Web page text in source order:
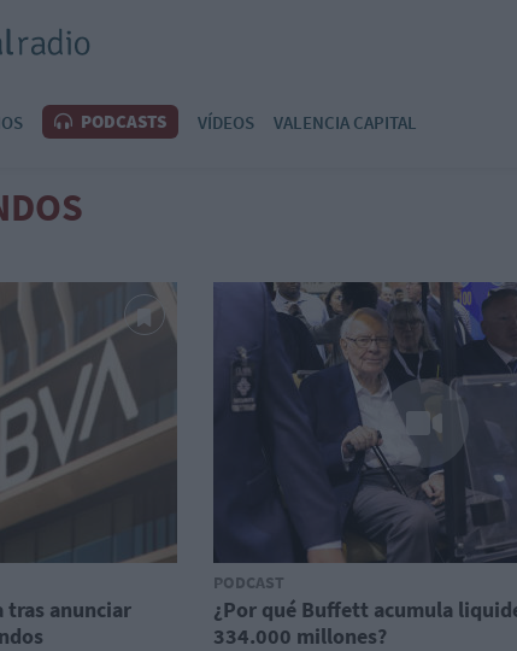
PODCASTS VÍDEOS VALENCIA CAPITAL
tras anunciar
PODCAST
¿Por qué Buffett acumula
334.000 millones?